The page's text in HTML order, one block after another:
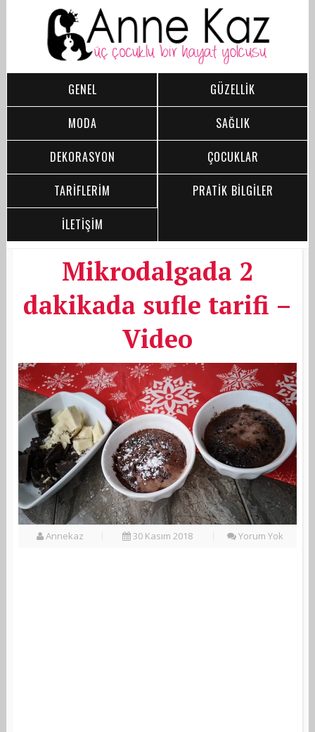
GENEL
GÜZELLİK
MODA
SAĞLIK
DEKORASYON
ÇOCUKLAR
TARİFLERİM
PRATİK BİLGİLER
İLETİŞİM
Mikrodalgada 2
dakikada sufle tarifi –
Video
Annekaz 30 Kasım 2018 Yorum Yok